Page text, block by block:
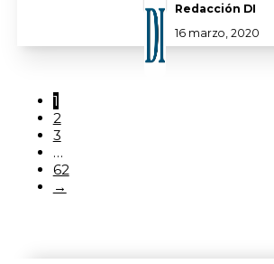
Redacción DI
16 marzo, 2020
1
2
3
…
62
→